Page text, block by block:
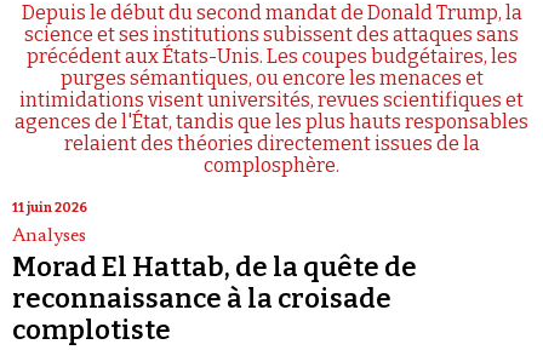
Depuis le début du second mandat de Donald Trump, la
science et ses institutions subissent des attaques sans
précédent aux États-Unis. Les coupes budgétaires, les
purges sémantiques, ou encore les menaces et
intimidations visent universités, revues scientifiques et
agences de l'État, tandis que les plus hauts responsables
relaient des théories directement issues de la
complosphère.
11 juin 2026
Analyses
Morad El Hattab, de la quête de
reconnaissance à la croisade
complotiste